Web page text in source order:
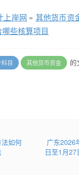
上岸网 » 其他货币资
些核算项目
目 其他货币资金 的
如何
广东2026
日至1月